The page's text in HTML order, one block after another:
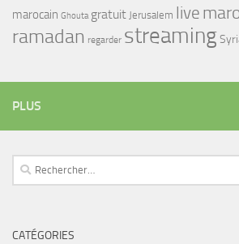
marocain Ghouta gratuit Jerusalem live
ramadan regarder streaming
PLUS
Rechercher :
CATÉGORIES